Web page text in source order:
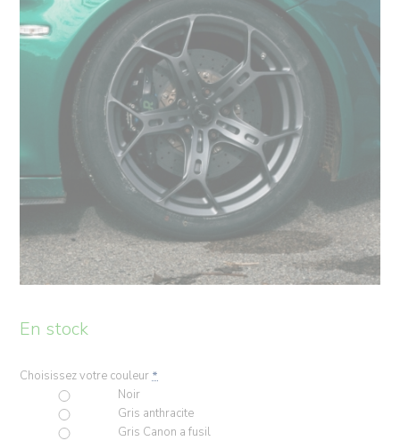
En stock
Choisissez votre couleur *
Noir
Gris anthracite
Gris Canon a fusil